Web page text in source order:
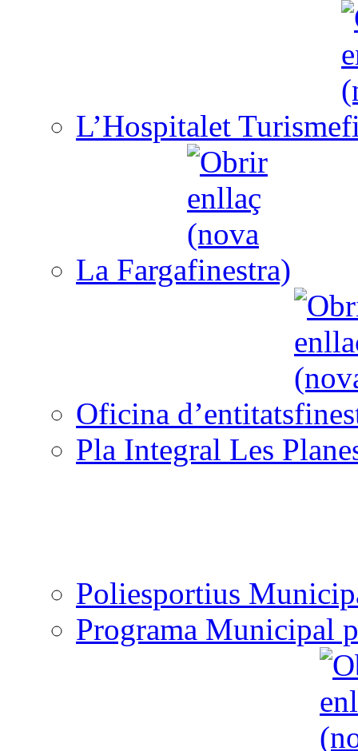
L’Hospitalet Turisme
La Farga
Oficina d’entitats
Pla Integral Les
Poliesportius
Programa Municipal